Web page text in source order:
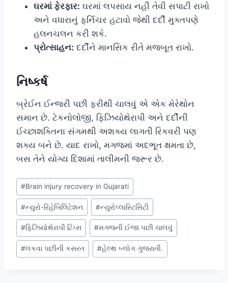
ઘરમાં ફેરફાર: ઘરમાં લપસાય નહીં તેવી સપાટી રાખો
અને વધારાનું ફર્નિચર હટાવો જેથી દર્દી મુક્તપણે
હલનચલન કરી શકે.
પ્રોત્સાહન: દર્દીને માનસિક રીતે મજબૂત રાખો.
નિષ્કર્ષ
બ્રેઈન ઈન્જરી પછી ફરીથી ચાલવું એ એક મેરેથોન
સમાન છે. ટેકનોલોજી, ફિઝિયોથેરાપી અને દર્દીની
ઈચ્છાશક્તિના સંગમથી અશક્ય લાગતી રિકવરી પણ
શક્ય બને છે. યાદ રાખો, મગજમાં અદભૂત ક્ષમતા છે,
બસ તેને યોગ્ય દિશામાં તાલીમની જરૂર છે.
Post
Tags:
#Brain injury recovery in Gujarati
#ન્યુરો-રિહેબિલિટેશન #ન્યુરોપ્લાસ્ટિસિટી
#ફિઝિયોથેરાપી ટિપ્સ #મગજની ઈજા પછી ચાલવું
#લકવા પછીની કસરત #હેલ્થ બ્લોગ ગુજરાતી.